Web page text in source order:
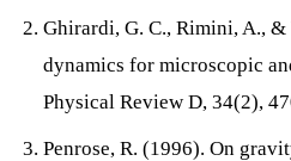
Ghirardi, G. C., Rimini, A.,
dynamics for microscopic
Physical Review D, 34(2),
Penrose, R. (1996). On